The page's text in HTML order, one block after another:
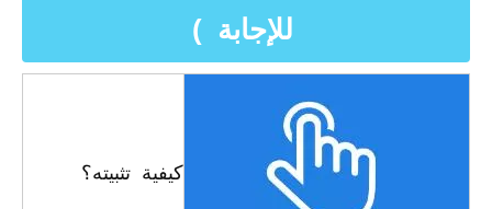
للإجابة )
كيفية تثبيته؟